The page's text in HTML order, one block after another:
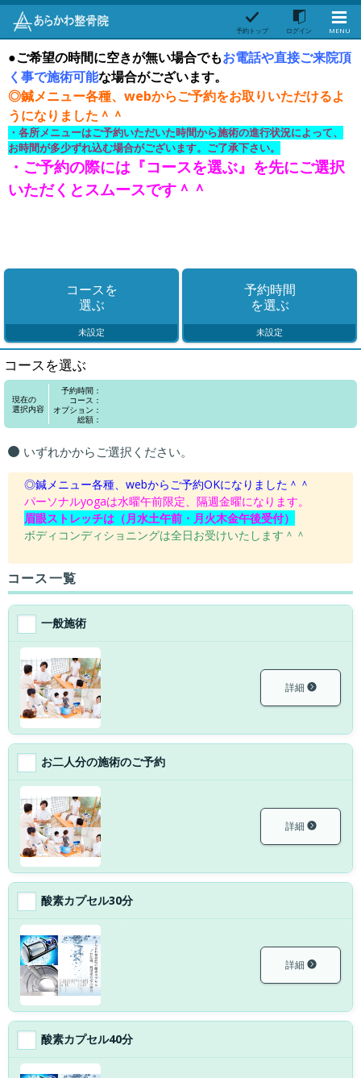
予約トップ ログイン MENU
●ご希望の時間に空きが無い場合でもお電話や直接ご来院頂
く事で施術可能な場合がございます。
◎鍼メニュー各種、webからご予約をお取りいただけるよ
うになりました＾＾
・各所メニューはご予約いただいた時間から施術の進行状況によって、
お時間が多少ずれ込む場合がございます。ご了承下さい。
・ご予約の際には『コースを選ぶ』を先にご選択
いただくとスムースです＾＾
コースを
選ぶ
未設定
予約時間
を選ぶ
未設定
コースを選ぶ
現在の
選択内容
予約時間：
コース：
オプション：
総額：
いずれかからご選択ください。
◎鍼メニュー各種、webからご予約OKになりました＾＾
パーソナルyogaは水曜午前限定、隔週金曜になります。
眉眼ストレッチは（月水土午前・月火木金午後受付）
ボディコンディショニングは全日お受けいたします＾＾
コース一覧
一般施術
詳細
お二人分の施術のご予約
詳細
酸素カプセル30分
詳細
酸素カプセル40分